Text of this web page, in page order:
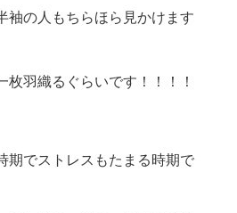
袖の人もちらほら見かけます
羽織るぐらいです！！！！
期でストレスもたまる時期で